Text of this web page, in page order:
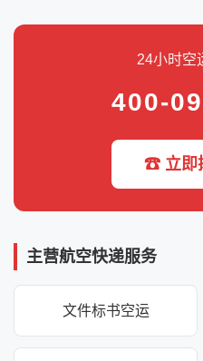
24小时空
400-
☎ 立即
主营航空快递服务
文件标书空运